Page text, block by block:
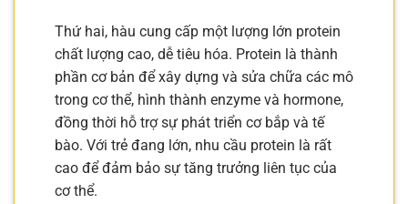
Thứ hai, hàu cung cấp một lượng lớn protein
chất lượng cao, dễ tiêu hóa. Protein là thành
phần cơ bản để xây dựng và sửa chữa các mô
trong cơ thể, hình thành enzyme và hormone,
đồng thời hỗ trợ sự phát triển cơ bắp và tế
bào. Với trẻ đang lớn, nhu cầu protein là rất
cao để đảm bảo sự tăng trưởng liên tục của
cơ thể.